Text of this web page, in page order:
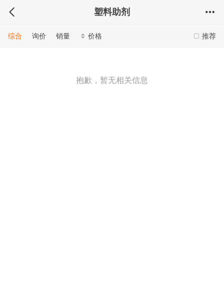
塑料助剂
推荐
综合 询价 销量 价格
抱歉，暂无相关信息